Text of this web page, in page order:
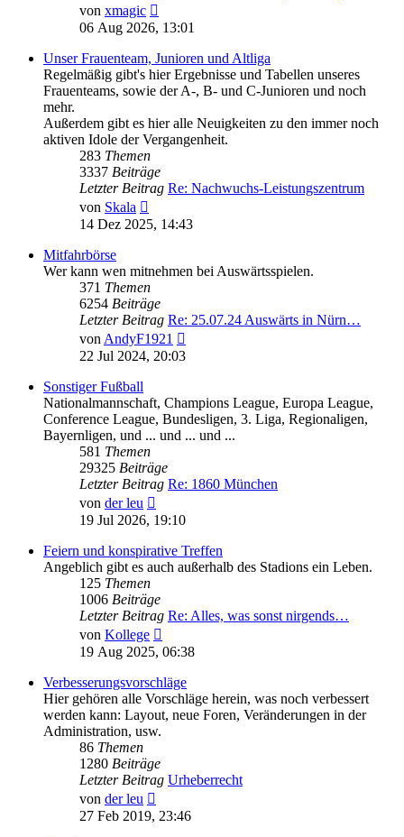
von xmagic
Beitrag
06 Aug 2026, 13:01
Unser Frauenteam, Junioren und Altliga
Regelmäßig gibt's hier Ergebnisse und Tabellen unseres
Frauenteams, sowie der A-, B- und C-Junioren und noch
mehr.
Außerdem gibt es hier alle Neuigkeiten zu den immer noch
aktiven Idole der Vergangenheit.
283 Themen
3337 Beiträge
Letzter Beitrag Re: Nachwuchs-Leistungszentrum
von Skala
Beitrag
14 Dez 2025, 14:43
Mitfahrbörse
Wer kann wen mitnehmen bei Auswärtsspielen.
371 Themen
6254 Beiträge
Letzter Beitrag Re: 25.07.24 Auswärts in Nürn…
von AndyF1921
22 Jul 2024, 20:03
Sonstiger Fußball
Nationalmannschaft, Champions League, Europa League,
Conference League, Bundesligen, 3. Liga, Regionaligen,
Bayernligen, und ... und ... und ...
581 Themen
29325 Beiträge
Letzter Beitrag Re: 1860 München
von der leu
Beitrag
19 Jul 2026, 19:10
Feiern und konspirative Treffen
Angeblich gibt es auch außerhalb des Stadions ein Leben.
125 Themen
1006 Beiträge
Letzter Beitrag Re: Alles, was sonst nirgends…
von Kollege
Beitrag
19 Aug 2025, 06:38
Verbesserungsvorschläge
Hier gehören alle Vorschläge herein, was noch verbessert
werden kann: Layout, neue Foren, Veränderungen in der
Administration, usw.
86 Themen
1280 Beiträge
Letzter Beitrag Urheberrecht
von der leu
Beitrag
27 Feb 2019, 23:46